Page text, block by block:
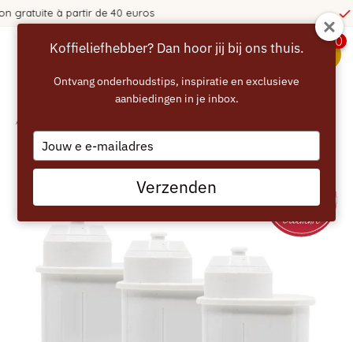
0
Accueil
Koffieliefhebber? Dan hoor jij bij ons thuis.
Ontvang onderhoudstips, inspiratie en exclusieve
aanbiedingen in je inbox.
Type
your
email
Verzenden